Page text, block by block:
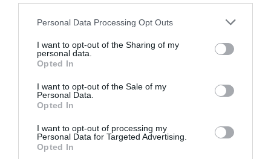
Please note that this website/app uses one or more Google
not limited to your visit or usage behaviour. You may click to
grant or deny consent to Google and its third-party tags to
use your data for below specified purposes in below Google
consent section.
Personal Data Processing Opt Outs
I want to opt-out of the Sharing of my
personal data.
Opted In
I want to opt-out of the Sale of my
Personal Data.
Opted In
I want to opt-out of processing my
Personal Data for Targeted Advertising.
Opted In
legnagyobb akadály, hanem az, hogy mennyire tudatosan készítik
elő a piacra lépést, és mennyire építenek olyan logisztikai
Zoltán.
sikeresek a nemzetközi nyitásban, amelyek mernek kisebb
lépésekben elindulni, tesztelni a keresletet, és a logisztikára